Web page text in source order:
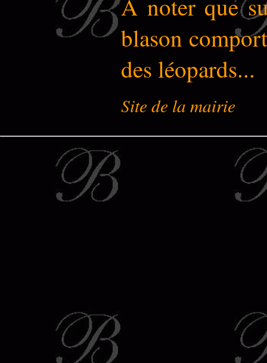
A noter que
blason
des léopards...
Site de la mairie